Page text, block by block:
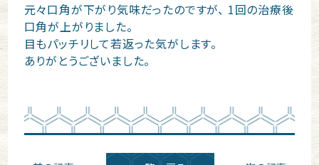
元々口角が下がり気味だったのですが、 1回の治療後
口角が上がりました。
目もパッチリして若返った気がします。
ありがとうございました。